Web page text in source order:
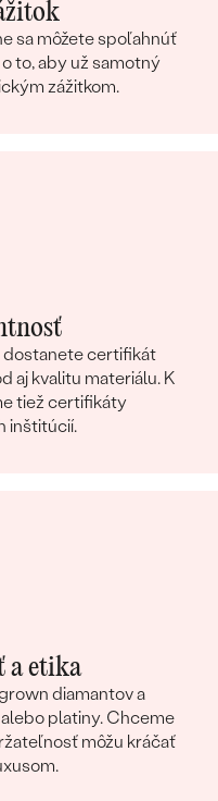
sa môžete spoľahnúť
to, aby už samotný
zážitkom.
dostanete certifikát
aj kvalitu materiálu. K
tiež certifikáty
inštitúcií.
a etika
diamantov a
platiny. Chceme
môžu kráčať